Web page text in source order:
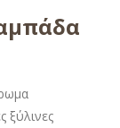
ξύλινες